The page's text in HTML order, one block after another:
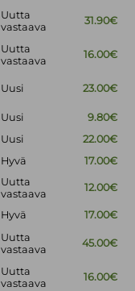
Uutta
vastaava
31.90€
Uutta
vastaava
16.00€
Uusi 23.00€
Uusi
9.80€
Uusi
22.00€
Hyvä 17.00€
Uutta
vastaava
12.00€
Hyvä
17.00€
Uutta
vastaava
45.00€
Uutta
vastaava
16.00€